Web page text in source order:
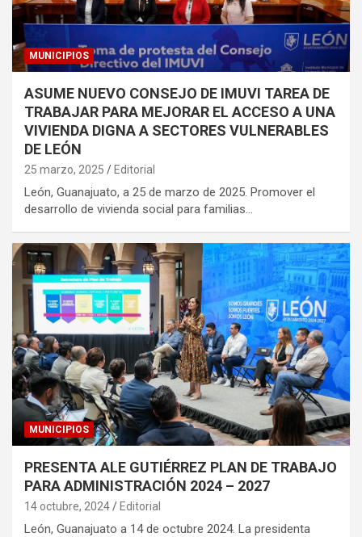
MUNICIPIOS
ASUME NUEVO CONSEJO DE IMUVI TAREA DE
TRABAJAR PARA MEJORAR EL ACCESO A UNA
VIVIENDA DIGNA A SECTORES VULNERABLES
DE LEÓN
25 marzo, 2025 Editorial
León, Guanajuato, a 25 de marzo de 2025. Promover el
desarrollo de vivienda social para familias…
MUNICIPIOS
PRESENTA ALE GUTIÉRREZ PLAN DE TRABAJO
PARA ADMINISTRACIÓN 2024 – 2027
14 octubre, 2024 Editorial
León, Guanajuato a 14 de octubre 2024. La presidenta